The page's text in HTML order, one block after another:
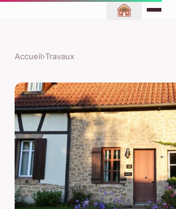
Accueil›Travaux